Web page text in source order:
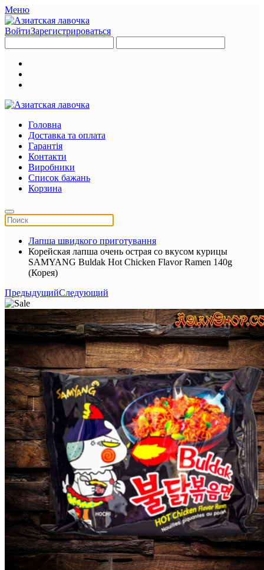
Меню
ВойтиЗарегистрироваться
Головна
Доставка та оплата
Гарантія
Контакти
Виробники
Список бажань
Корзина
Лапша швидкого приготування
Корейская лапша очень острая со вкусом курицы
SAMYANG Buldak Hot Chicken Flavor Ramen 140g
(Корея)
ПредыдущийСледующий